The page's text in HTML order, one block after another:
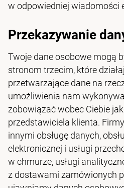
w odpowiedniej wiadomości
Przekazywanie
Twoje dane osobowe mogą
stronom trzecim, które
przetwarzające dane na
umożliwienia nam
zobowiązać wobec Ciebie
przedstawiciela klienta.
innymi obsługę danych,
elektronicznej i usługi
w chmurze, usługi
z dostawami zamówionych